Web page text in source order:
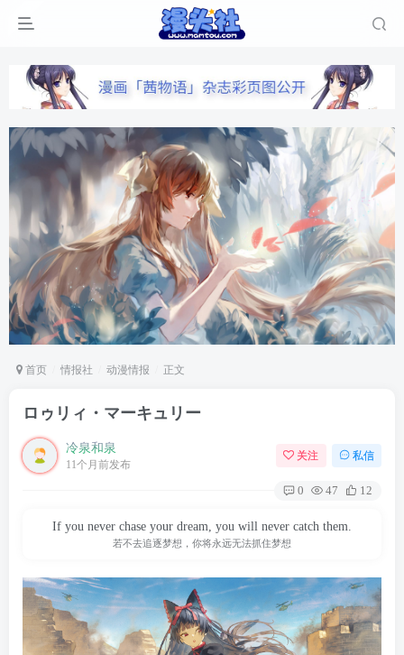
首页 情报社 动漫情报 正文
ロゥリィ・マーキュリー
冷泉和泉
11个月前发布
关注 私信
0 47 12
If you never chase your dream, you will never catch them.
若不去追逐梦想，你将永远无法抓住梦想